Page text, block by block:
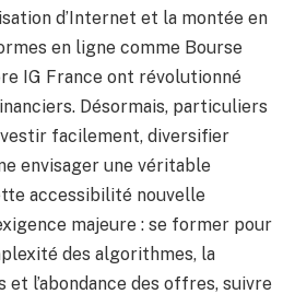
d’Internet et la montée en
en ligne comme Bourse
IG France ont révolutionné
Désormais, particuliers
facilement, diversifier
envisager une véritable
accessibilité nouvelle
majeure : se former pour
des algorithmes, la
l’abondance des offres, suivre